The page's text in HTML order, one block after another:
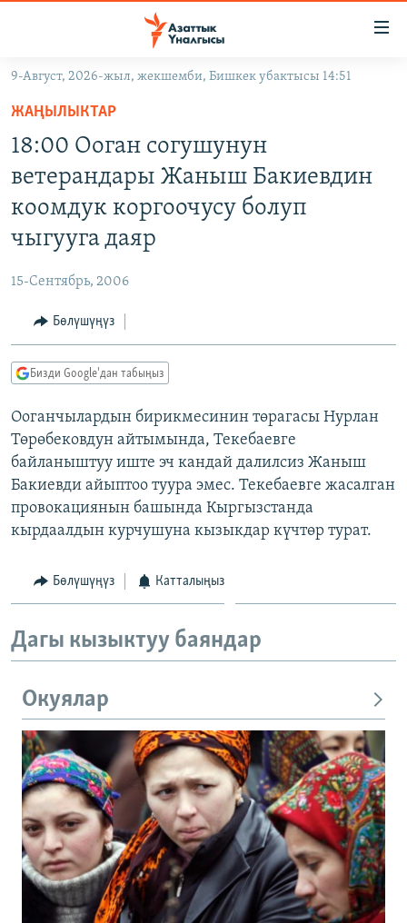
Навигацияга
өтүңүз
салыңыз
УКРАИНА
БҮГҮН АЗАТТЫКТА
ЭКСПЕРТТЕР ТАЛДАЙТ
БИЗ ЖАНА ДҮЙНӨ
ЭЖЕ-СИҢДИЛЕР
АЗАТТЫК+
ЫҢГАЙСЫЗ СУРООЛОР
ПОДКАСТ
ӨЗГӨЧӨ ПИКИР
Русский
ОНЛАЙН ШЕРИНЕ
9-Август, 2026-жыл, жекшемби, Бишкек убактысы 14:51
ЖАҢЫЛЫКТАР
18:00 Ооган согушунун
ветерандары Жаныш Бакиевдин
коомдук коргоочусу болуп
чыгууга даяр
15-Сентябрь, 2006
Бөлүшүңүз
Бизди Google'дан табыңыз
Ооганчылардын бирикмесинин төрагасы Нурлан
Төрөбековдун айтымында, Текебаевге
байланыштуу иште эч кандай далилсиз Жаныш
Бакиевди айыптоо туура эмес. Текебаевге жасалган
провокациянын башында Кыргызстанда
кырдаалдын курчушуна кызыкдар күчтөр турат.
Бөлүшүңүз Катталыңыз
Дагы кызыктуу баяндар
Окуялар